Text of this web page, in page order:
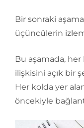
Bir sonraki
üçüncülerin
Bu aşamada,
ilişkisini açık bir
Her kolda yer
öncekiyle